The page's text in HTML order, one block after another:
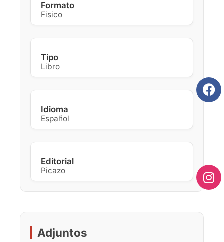
Formato
Fisico
Tipo
Libro
Idioma
Español
Editorial
Picazo
Adjuntos